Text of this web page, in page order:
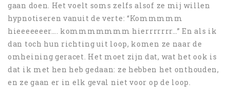
gaan doen. Het voelt soms zelfs alsof ze mij willen
hypnotiseren vanuit de verte: “Kommmmm
hieeeeeeer…. kommmmmmm hierrrrrrr…” En als ik
dan toch hun richting uit loop, komen ze naar de
omheining geracet. Het moet zijn dat, wat het ook is
dat ik met hen heb gedaan: ze hebben het onthouden,
en ze gaan er in elk geval niet voor op de loop.